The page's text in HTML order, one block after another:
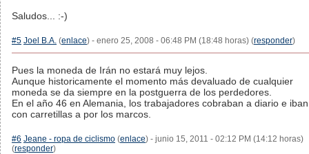
Saludos... :-)
#5 Joel B.A. (enlace) - enero 25, 2008 - 06:48 PM (18:48 horas) (responder)
Pues la moneda de Irán no estará muy lejos.
Aunque historicamente el momento más devaluado de cualquier
moneda se da siempre en la postguerra de los perdedores.
En el año 46 en Alemania, los trabajadores cobraban a diario e iban
con carretillas a por los marcos.
#6 Jeane - ropa de ciclismo (enlace) - junio 15, 2011 - 02:12 PM (14:12 horas)
(responder)